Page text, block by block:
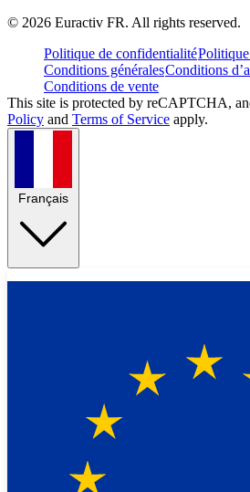
© 2026 Euractiv FR. All rights reserved.
Politique de confidentialité
Conditions généralesConditions
Conditions de vente
This site is protected by reCAPTCHA,
Policy and Terms of Service apply.
Français